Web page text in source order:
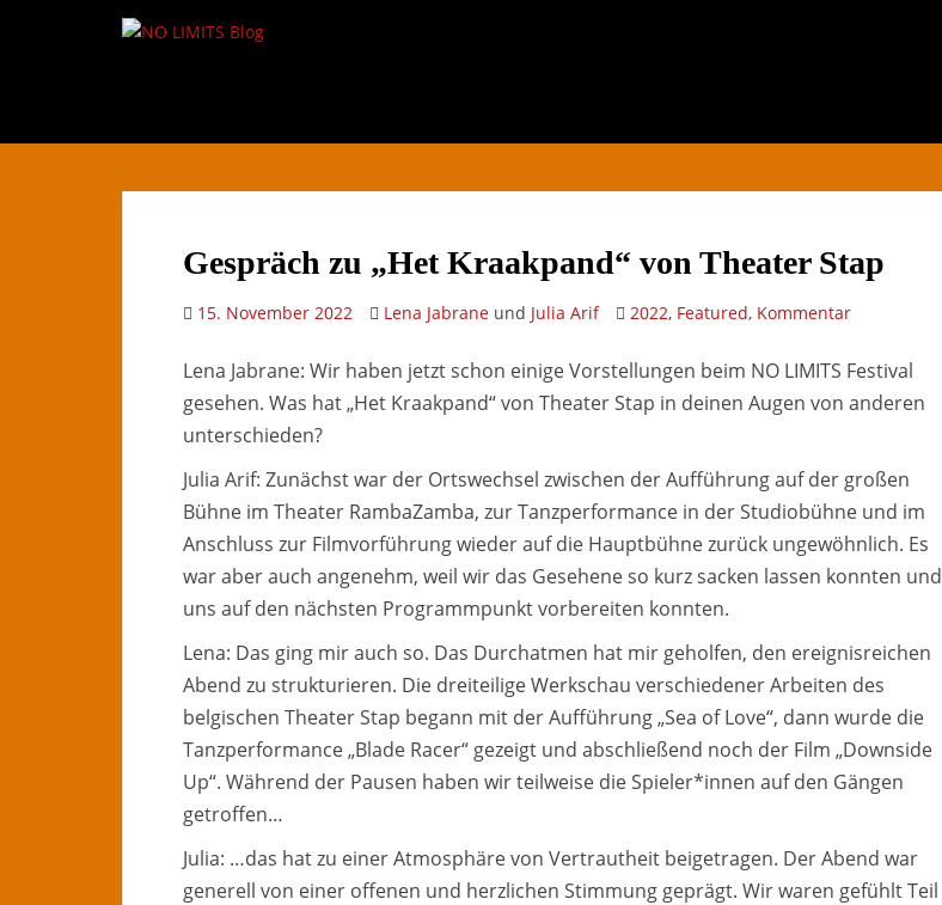
o
Gespräch zu „Het Kraakpand“ von Theater Stap
15. November 2022 Lena Jabrane und Julia Arif 2022, Featured, Kommentar
Lena Jabrane: Wir haben jetzt schon einige Vorstellungen beim NO LIMITS Festival
gesehen. Was hat „Het Kraakpand“ von Theater Stap in deinen Augen von anderen
unterschieden?
Julia Arif: Zunächst war der Ortswechsel zwischen der Aufführung auf der großen
Bühne im Theater RambaZamba, zur Tanzperformance in der Studiobühne und im
Anschluss zur Filmvorführung wieder auf die Hauptbühne zurück ungewöhnlich. Es
war aber auch angenehm, weil wir das Gesehene so kurz sacken lassen konnten und
uns auf den nächsten Programmpunkt vorbereiten konnten.
Lena: Das ging mir auch so. Das Durchatmen hat mir geholfen, den ereignisreichen
Abend zu strukturieren. Die dreiteilige Werkschau verschiedener Arbeiten des
belgischen Theater Stap begann mit der Aufführung „Sea of Love“, dann wurde die
Tanzperformance „Blade Racer“ gezeigt und abschließend noch der Film „Downside
Up“. Während der Pausen haben wir teilweise die Spieler*innen auf den Gängen
getroffen…
Julia: …das hat zu einer Atmosphäre von Vertrautheit beigetragen. Der Abend war
generell von einer offenen und herzlichen Stimmung geprägt. Wir waren gefühlt Teil